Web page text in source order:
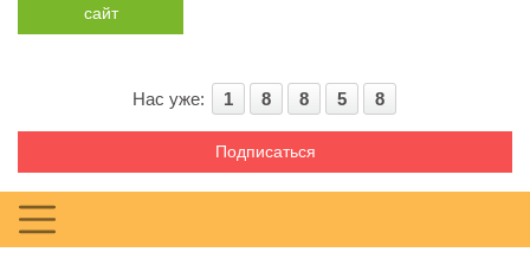
сайт
Нас уже: 1 8 8 5 8
Подписаться